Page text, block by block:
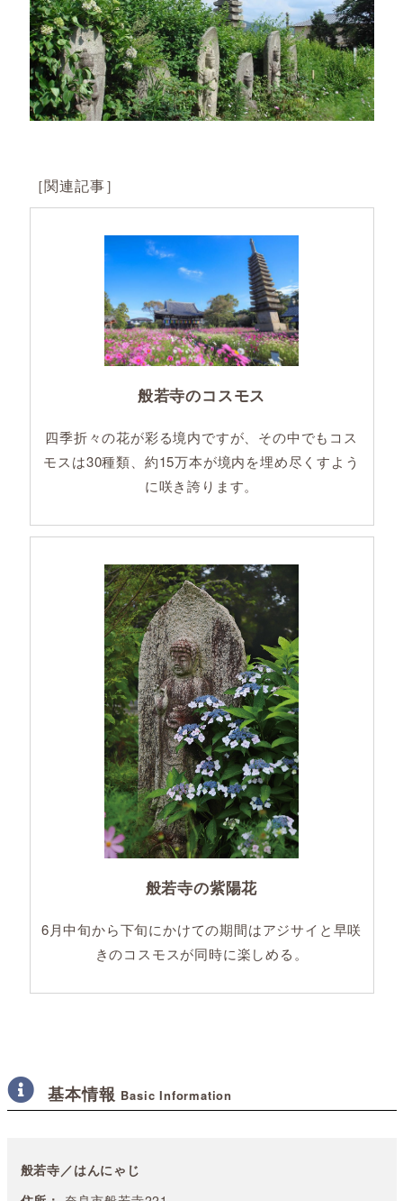
［関連記事］
般若寺のコスモス
四季折々の花が彩る境内ですが、その中でもコス
モスは30種類、約15万本が境内を埋め尽くすよう
に咲き誇ります。
般若寺の紫陽花
6月中旬から下旬にかけての期間はアジサイと早咲
きのコスモスが同時に楽しめる。
基本情報 Basic Information
般若寺／はんにゃじ